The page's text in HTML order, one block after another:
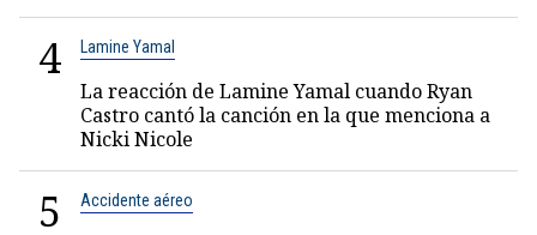
4 Lamine Yamal
La reacción de Lamine Yamal cuando Ryan
Castro cantó la canción en la que menciona a
Nicki Nicole
5 Accidente aéreo